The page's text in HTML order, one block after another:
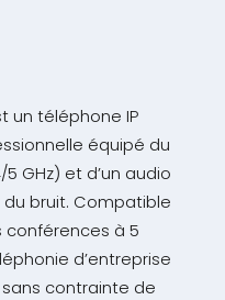
un téléphone IP
équipé du
5 GHz) et d’un audio
bruit. Compatible
conférences à 5
d’entreprise
sans contrainte de